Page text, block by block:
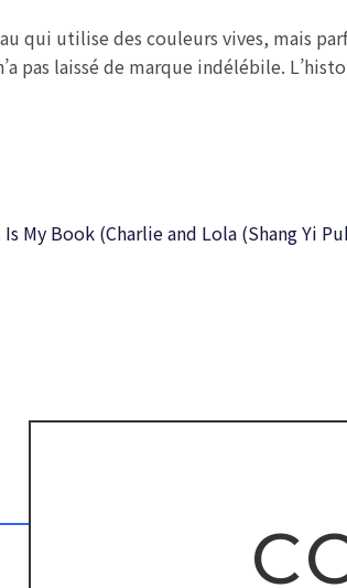
qui utilise des couleurs vives, mais
pas laissé de marque indélébile.